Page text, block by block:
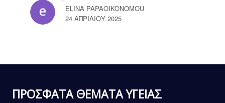
ELINA PAPAOIKONOMOU
24 ΑΠΡΙΛΊΟΥ 2025
ΠΡΟΣΦΑΤΑ ΘΕΜΑΤΑ ΥΓΕΙΑΣ